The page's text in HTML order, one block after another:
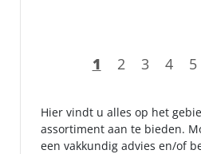
1 2 3 4 5
Hier vindt u alles op het
assortiment aan te bieden.
een vakkundig advies en/of